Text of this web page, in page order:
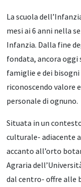
La scuola
mesi ai 6 anni nella
Infanzia. Dalla fine
fondata, ancora oggi
famiglie e dei
riconoscendo valore
personale di ognuno.
Situata in un
culturale- adiacente
accanto all’orto
Agraria
dal centro- offre alle